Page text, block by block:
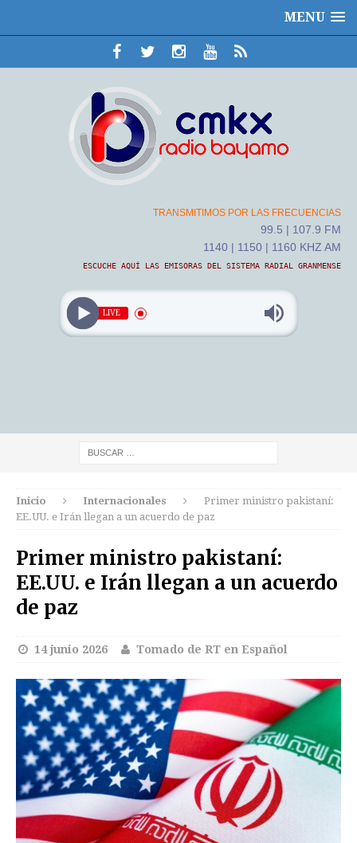
MENU
TRANSMITIMOS POR LAS FRECUENCIAS
99.5 | 107.9 FM
1140 | 1150 | 1160 KHZ AM
ESCUCHE AQUÍ LAS EMISORAS DEL SISTEMA RADIAL GRANMENSE
LIVE
Inicio Internacionales
Primer ministro pakistaní:
EE.UU. e Irán llegan a un acuerdo de paz
Primer ministro pakistaní:
EE.UU. e Irán llegan a un acuerdo
de paz
14 junio 2026 Tomado de RT en Español